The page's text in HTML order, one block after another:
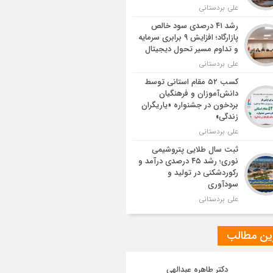
علی بردستانی
رشد ۴۱ درصدی سود خالص
پازارگاد؛ افزایش ۹ برابری سرمایه
و تداوم مسیر تحول دیجیتال
علی بردستانی
کسب ۵۲ مقام استانی توسط
دانش‌آموزان و فرهنگیان
بردخون در جشنواره «یاریگران
زندگی»
علی بردستانی
ثبت سال طلایی پتروشیمی
نوری؛ رشد ۴۵ درصدی درآمد و
رکوردشکنی در تولید و
سودآوری
علی بردستانی
مطالب
دکتر طاهره عبدالهی